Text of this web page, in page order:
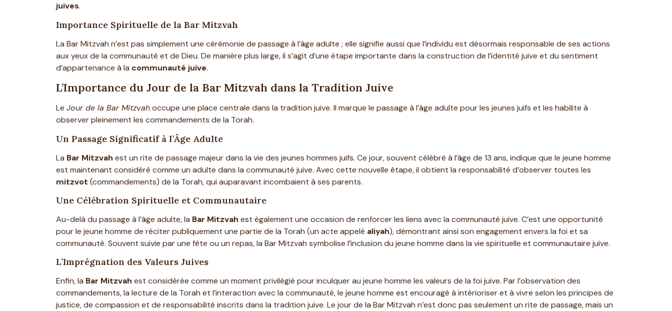
juives.
Importance Spirituelle de la Bar Mitzvah
La Bar Mitzvah n’est pas simplement une cérémonie de passage à l’âge adulte ; elle signifie aussi que l’individu est désormais responsable de ses actions
aux yeux de la communauté et de Dieu. De manière plus large, il s’agit d’une étape importante dans la construction de l’identité juive et du sentiment
d’appartenance à la communauté juive.
L’Importance du Jour de la Bar Mitzvah dans la Tradition Juive
Le Jour de la Bar Mitzvahoccupe une place centrale dans la tradition juive. Il marque le passage à l’âge adulte pour les jeunes juifs et les habilite à
observer pleinement les commandements de la Torah.
Un Passage Significatif à l’Âge Adulte
La Bar Mitzvah est un rite de passage majeur dans la vie des jeunes hommes juifs. Ce jour, souvent célébré à l’âge de 13 ans, indique que le jeune homme
est maintenant considéré comme un adulte dans la communauté juive. Avec cette nouvelle étape, il obtient la responsabilité d’observer toutes les
mitzvot (commandements) de la Torah, qui auparavant incombaient à ses parents.
Une Célébration Spirituelle et Communautaire
Au-delà du passage à l’âge adulte, la Bar Mitzvah est également une occasion de renforcer les liens avec la communauté juive. C’est une opportunité
pour le jeune homme de réciter publiquement une partie de la Torah (un acte appelé aliyah), démontrant ainsi son engagement envers la foi et sa
communauté. Souvent suivie par une fête ou un repas, la Bar Mitzvah symbolise l’inclusion du jeune homme dans la vie spirituelle et communautaire juive.
L’Imprégnation des Valeurs Juives
Enfin, la Bar Mitzvah est considérée comme un moment privilégié pour inculquer au jeune homme les valeurs de la foi juive. Par l’observation des
commandements, la lecture de la Torah et l’interaction avec la communauté, le jeune homme est encouragé à intérioriser et à vivre selon les principes de
justice, de compassion et de responsabilité inscrits dans la tradition juive. Le jour de la Bar Mitzvah n’est donc pas seulement un rite de passage, mais un